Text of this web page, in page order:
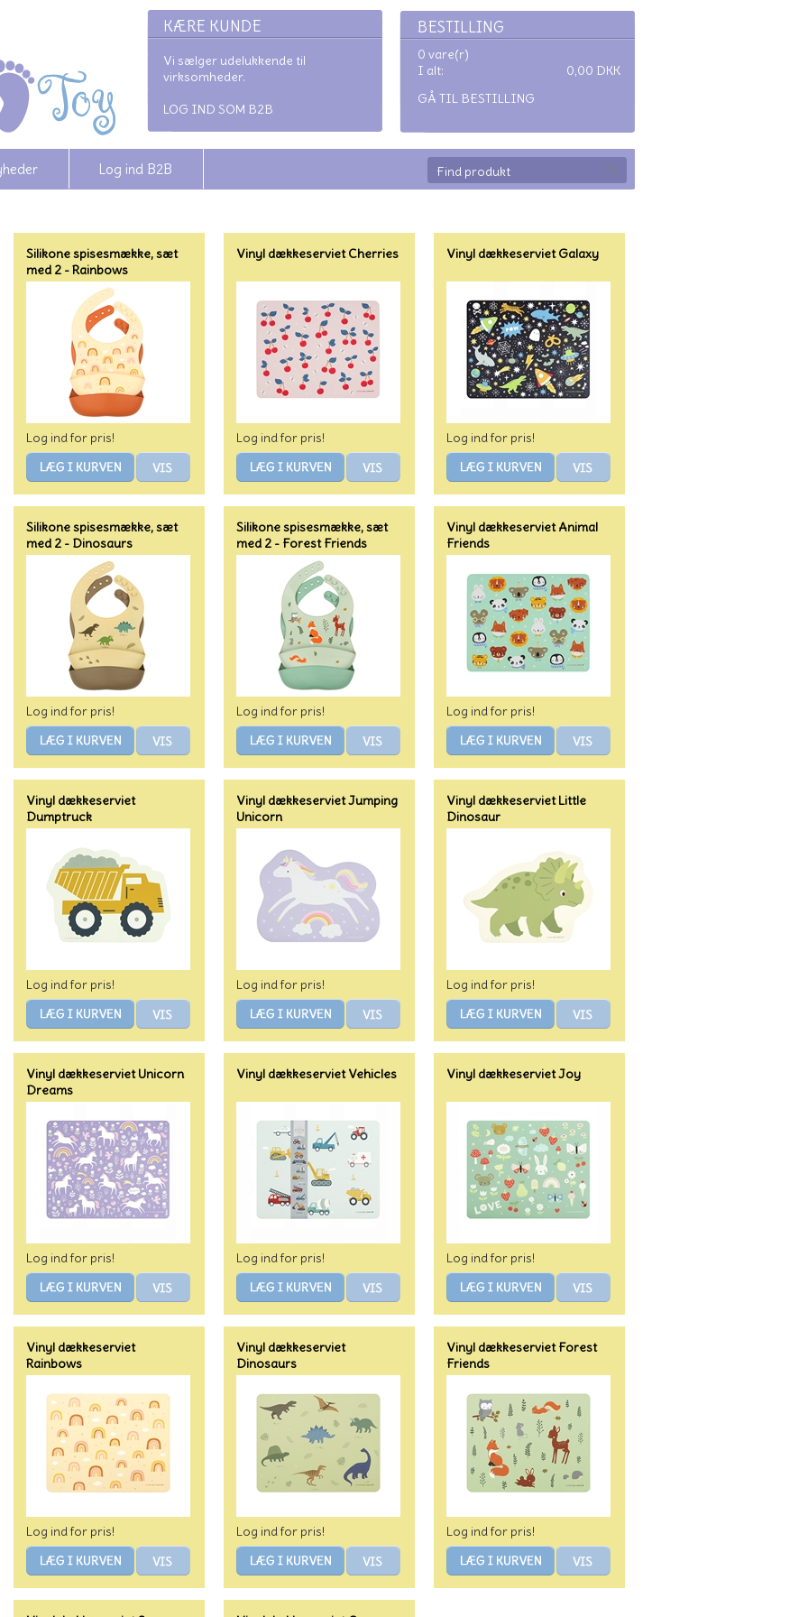
KÆRE KUNDE
Vi sælger udelukkende til
virksomheder.
LOG IND SOM B2B
BESTILLING
0 vare(r)
I alt:
0,00 DKK
GÅ TIL BESTILLING
Log ind B2B
Silikone spisesmække, sæt
med 2 - Rainbows
Log ind for pris!
Vinyl dækkeserviet Cherries
Log ind for pris!
Vinyl dækkeserviet Galaxy
Log ind for pris!
Silikone spisesmække, sæt
med 2 - Dinosaurs
Log ind for pris!
Silikone spisesmække, sæt
med 2 - Forest Friends
Log ind for pris!
Vinyl dækkeserviet Animal
Friends
Log ind for pris!
Vinyl dækkeserviet
Dumptruck
Log ind for pris!
Vinyl dækkeserviet Jumping
Unicorn
Log ind for pris!
Vinyl dækkeserviet Little
Dinosaur
Log ind for pris!
Vinyl dækkeserviet Unicorn
Dreams
Log ind for pris!
Vinyl dækkeserviet Vehicles
Log ind for pris!
Vinyl dækkeserviet Joy
Log ind for pris!
Vinyl dækkeserviet
Rainbows
Log ind for pris!
Vinyl dækkeserviet
Dinosaurs
Log ind for pris!
Vinyl dækkeserviet Forest
Friends
Log ind for pris!